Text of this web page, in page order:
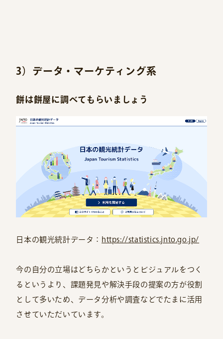
3）データ・マーケティング系
餅は餅屋に調べてもらいましょう
日本の観光統計データ： https://statistics.jnto.go.jp/
今の自分の立場はどちらかというとビジュアルをつく
るというより、課題発見や解決手段の提案の方が役割
として多いため、データ分析や調査などでたまに活用
させていただいています。